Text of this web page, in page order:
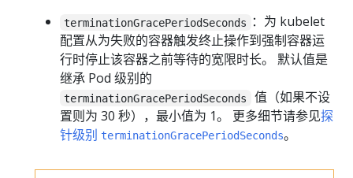
terminationGracePeriodSeconds
：为 kubelet
配置从为失败的容器触发终止操作到强制容器运
行时停止该容器之前等待的宽限时长。 默认值是
继承 Pod 级别的
terminationGracePeriodSeconds
值（如果不设
置则为 30 秒），最小值为 1。 更多细节请参见探
针级别 terminationGracePeriodSeconds。